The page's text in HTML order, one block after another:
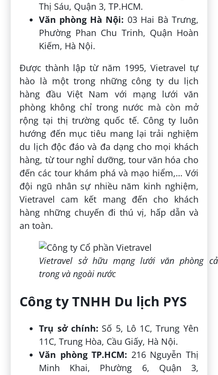
Thị Sáu, Quận 3, TP.HCM.
Văn phòng Hà Nội: 03 Hai Bà Trưng,
Phường Phan Chu Trinh, Quận Hoàn
Kiếm, Hà Nội.
Được thành lập từ năm 1995, Vietravel tự
hào là một trong những công ty du lịch
hàng đầu Việt Nam với mạng lưới văn
phòng không chỉ trong nước mà còn mở
rộng tại thị trường quốc tế. Công ty luôn
hướng đến mục tiêu mang lại trải nghiệm
du lịch độc đáo và đa dạng cho mọi khách
hàng, từ tour nghỉ dưỡng, tour văn hóa cho
đến các tour khám phá và mạo hiểm,… Với
đội ngũ nhân sự nhiều năm kinh nghiệm,
Vietravel cam kết mang đến cho khách
hàng những chuyến đi thú vị, hấp dẫn và
an toàn.
Vietravel sở hữu mạng lưới văn phòng cả
trong và ngoài nước
Công ty TNHH Du lịch PYS
Trụ sở chính: Số 5, Lô 1C, Trung Yên
11C, Trung Hòa, Cầu Giấy, Hà Nội.
Văn phòng TP.HCM: 216 Nguyễn Thị
Minh Khai, Phường 6, Quận 3,